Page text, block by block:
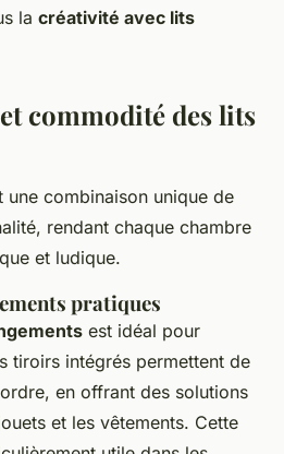
la créativité avec lits
commodité des lits
une combinaison unique de
rendant chaque chambre
et ludique.
pratiques
est idéal pour
tiroirs intégrés permettent de
en offrant des solutions
et les vêtements. Cette